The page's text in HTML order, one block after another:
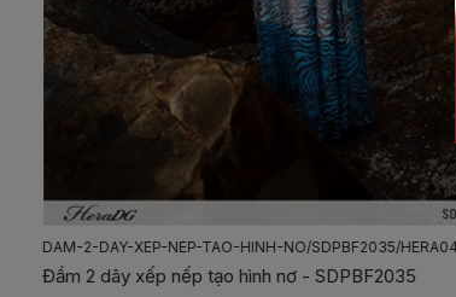
DAM-2-DAY-XEP-NEP-TAO-HINH-NO/SDPBF2035/HERA04
Đầm 2 dây xếp nếp tạo hình nơ - SDPBF2035